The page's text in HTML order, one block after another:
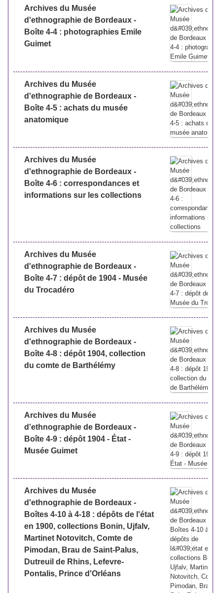
Archives du Musée
d'ethnographie de Bordeaux -
Boîte 4-4 : photographies Emile
Guimet
Archives du Musée
d'ethnographie de Bordeaux -
Boîte 4-5 : achats du musée
anatomique
Archives du Musée
d'ethnographie de Bordeaux -
Boîte 4-6 : correspondances et
informations sur les collections
Archives du Musée
d'ethnographie de Bordeaux -
Boîte 4-7 : dépôt de 1904 - Musée
du Trocadéro
Archives du Musée
d'ethnographie de Bordeaux -
Boîte 4-8 : dépôt 1904, collection
du comte de Barthélémy
Archives du Musée
d'ethnographie de Bordeaux -
Boîte 4-9 : dépôt 1904 - État -
Musée Guimet
Archives du Musée
d'ethnographie de Bordeaux -
Boîtes 4-10 à 4-18 : dépôts de l'état
en 1900, collections Bonin, Ujfalv,
Martinet Notovitch, Comte de
Pimodan, Brau de Saint-Palus,
Dutreuil de Rhins, Lefevre-
Pontalis, Prince d'Orléans